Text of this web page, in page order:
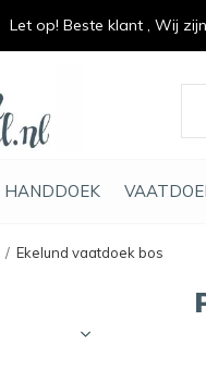
HANDDOEK
duurzaam en met
Ekelund vaatdoek bos
Let op! Beste klant , Wij